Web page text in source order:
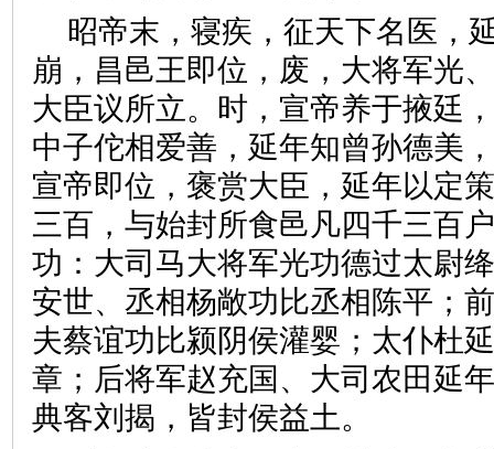
昭帝末，寝疾，征天下名医，
崩，昌邑王即位，废，大将军光
大臣议所立。时，宣帝养于掖廷
中子佗相爱善，延年知曾孙德美
宣帝即位，褒赏大臣，延年以定
三百，与始封所食邑凡四千三百
功：大司马大将军光功德过太尉
安世、丞相杨敞功比丞相陈平；
夫蔡谊功比颍阴侯灌婴；太仆杜
章；后将军赵充国、大司农田延
典客刘揭，皆封侯益土。